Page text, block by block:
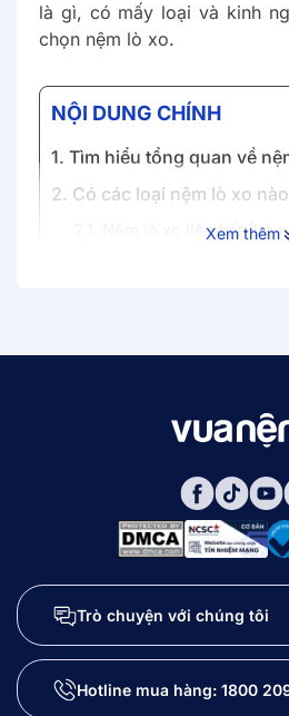
là gì, có mấy loại và kinh
chọn nệm lò xo.
NỘI DUNG CHÍNH
1. Tìm hiểu tổng quan về
2. Có các loại nệm lò xo
2.1. Nệm lò xo liên kết (Lò
2.3. Nệm lò xo Continuous
3. Tìm hiểu chi tiết cấu tạo
4.1. Kích thước nệm lò xo
4.2. Kích thước nệm lò xo
5. Đánh giá nệm lò xo có tốt
6. Kinh nghiệm chọn mua
6.2. Ưu tiên cấu trúc lò xo
Xem thêm
Trò chuyện với chúng tôi
Hotline mua hàng: 1800